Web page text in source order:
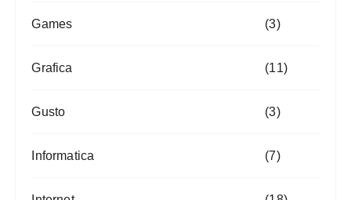
Games (3)
Grafica (11)
Gusto (3)
Informatica (7)